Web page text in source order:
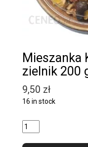
Mieszanka
zielnik 200
9,50 zł
16 in stock